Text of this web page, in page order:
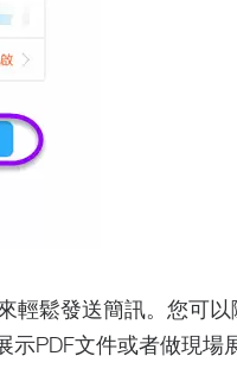
輕鬆發送簡訊。您可以
示PDF文件或者做現場